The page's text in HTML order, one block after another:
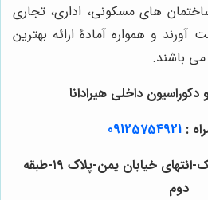
های مسکونی، اداری، تجاری
آورند و همواره آمادۀ ارائه بهترین
باشند.
داخلی هیرادانا
:
09125754921
دفتر مرکزی : تهران-ولنجک-انتهای خیابان یمن-پلاک ۱۹-طبقه
دوم